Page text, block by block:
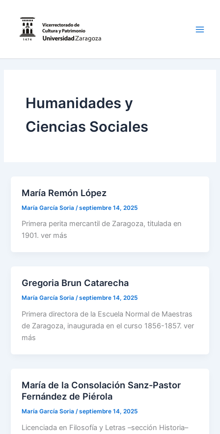
contenido
Humanidades y
Ciencias Sociales
María Remón López
María García Soria /septiembre 14, 2025
Primera perita mercantil de Zaragoza, titulada en
1901. ver más
Gregoria Brun Catarecha
María García Soria/septiembre 14, 2025
Primera directora de la Escuela Normal de Maestras
de Zaragoza, inaugurada en el curso 1856-1857. ver
más
María de la Consolación Sanz-Pastor
Fernández de Piérola
María García Soria/septiembre 14, 2025
Licenciada en Filosofía y Letras –sección Historia–